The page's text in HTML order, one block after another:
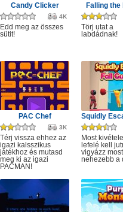
Candy Clicker
4K
Edd meg az összes
sütit!
Falling the
Törj utat a
labdádnak!
PAC Chef
3K
Térj vissza ehhez az
igazi kalsszikus
játékhoz és mutasd
meg ki az igazi
PACMAN!
Most
lefelé kell
vigyázz
nehezebb a